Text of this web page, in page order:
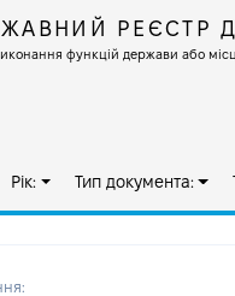
РЕЄСТР
функцій держави або
Рік: Тип документа: